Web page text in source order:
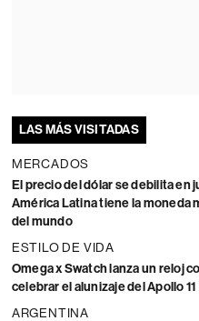
LAS MÁS VISITADAS
MERCADOS
El precio del dólar se debilita en
América Latina tiene la moneda
del mundo
ESTILO DE VIDA
Omega x Swatch lanza un reloj
celebrar el alunizaje del Apollo 11
ARGENTINA